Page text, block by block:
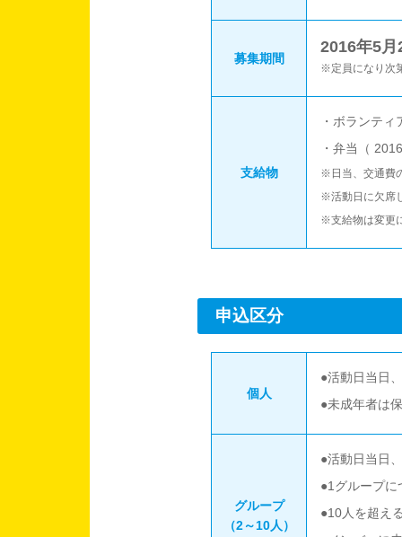
募集期間
2016年5
※定員になり次
支給物
・ボランテ
・弁当（
※日当、交通費
※活動日に欠席
※支給物は変更
申込区分
個人
●活動日当日
●未成年者は
グループ
（2～10人）
●活動日当日
●1グループに
●10人を超え